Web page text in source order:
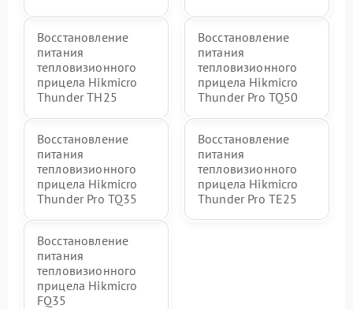
Восстановление
питания
тепловизионного
прицела Hikmicro
Thunder TH25
Восстановление
питания
тепловизионного
прицела Hikmicro
Thunder Pro TQ50
Восстановление
питания
тепловизионного
прицела Hikmicro
Thunder Pro TQ35
Восстановление
питания
тепловизионного
прицела Hikmicro
Thunder Pro TE25
Восстановление
питания
тепловизионного
прицела Hikmicro
FQ35